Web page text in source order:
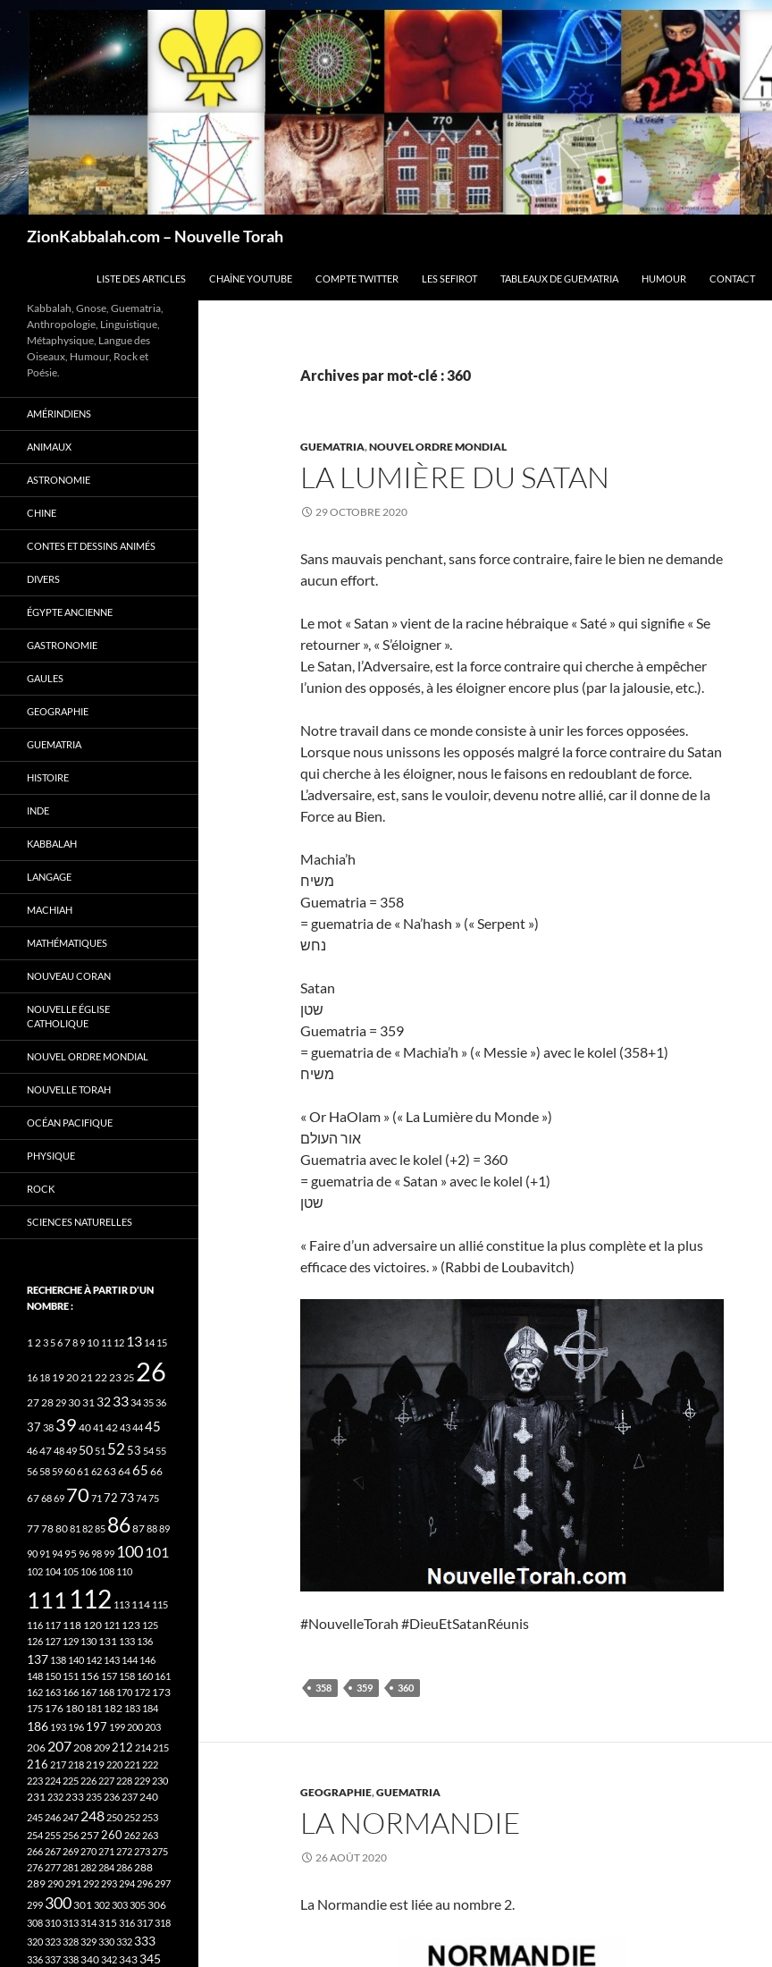
ZionKabbalah.com – Nouvelle Torah
LISTE DES ARTICLES
CHAÎNE YOUTUBE COMPTE TWITTER LES SEFIROT TABLEAUX DE GUEMATRIA HUMOUR CONTACT
Archives par mot-clé : 360
GUEMATRIA,NOUVEL ORDRE MONDIAL
LA LUMIÈRE DU SATAN
29 OCTOBRE 2020
Sans mauvais penchant, sans force contraire, faire le bien ne demande
aucun effort.
Le mot « Satan » vient de la racine hébraique « Saté » qui signifie « Se
retourner », « S’éloigner ».
Le Satan, l’Adversaire, est la force contraire qui cherche à empêcher
l’union des opposés, à les éloigner encore plus (par la jalousie, etc.).
Notre travail dans ce monde consiste à unir les forces opposées.
Lorsque nous unissons les opposés malgré la force contraire du Satan
qui cherche à les éloigner, nous le faisons en redoublant de force.
L’adversaire, est, sans le vouloir, devenu notre allié, car il donne de la
Force au Bien.
Machia’h
משיח
Guematria = 358
= guematria de « Na’hash » (« Serpent »)
נחש
Satan
שטן
Guematria = 359
= guematria de « Machia’h » (« Messie ») avec le kolel (358+1)
משיח
« Or HaOlam » (« La Lumière du Monde »)
אור העולם
Guematria avec le kolel (+2) = 360
= guematria de « Satan » avec le kolel (+1)
שטן
« Faire d’un adversaire un allié constitue la plus complète et la plus
efficace des victoires. » (Rabbi de Loubavitch)
#NouvelleTorah #DieuEtSatanRéunis
358 359 360
GEOGRAPHIE,GUEMATRIA
LA NORMANDIE
26 AOÛT 2020
La Normandie est liée au nombre 2.
Kabbalah, Gnose, Guematria,
Anthropologie, Linguistique,
Métaphysique, Langue des
Oiseaux, Humour, Rock et
Poésie.
AMÉRINDIENS
ANIMAUX
ASTRONOMIE
CHINE
CONTES ET DESSINS ANIMÉS
DIVERS
ÉGYPTE ANCIENNE
GASTRONOMIE
GAULES
GEOGRAPHIE
GUEMATRIA
HISTOIRE
INDE
KABBALAH
LANGAGE
MACHIAH
MATHÉMATIQUES
NOUVEAU CORAN
NOUVELLE ÉGLISE
CATHOLIQUE
NOUVEL ORDRE MONDIAL
NOUVELLE TORAH
OCÉAN PACIFIQUE
PHYSIQUE
ROCK
SCIENCES NATURELLES
RECHERCHE À PARTIR D’UN
NOMBRE :
1 23 56789 10 11 12 13 14 15
16 18 1920212223 25 26
27 28 293031 3233343536
37 38 39 4041 42434445
46474849 50 51 52 53 54 55
56 58 596061 62636465 66
676869 70 71 72737475
77788081 8285 86878889
9091 94 95 969899 100101
102 104 105 106 108 110
111 112 113 114 115
116 117 118 120 121 123 125
126 127 129 130 131 133 136
137 138 140 142 143 144 146
148 150 151 156 157 158 160 161
162 163 166 167 168 170 172 173
175 176 180 181 182 183 184
186 193 196 197 199 200 203
206 207 208 209 212 214 215
216 217 218219 220 221 222
223 224 225 226 227 228 229 230
231 232 233 235 236 237240
245 246 247248 250 252 253
254 255 256257 260 262 263
266 267 269 270 271 272 273 275
276 277 281 282 284 286 288
289 290 291 292 293 294 296 297
299 300301302303305306
308310313314315 316317318
320323328329330332 333
336337338340342343 345